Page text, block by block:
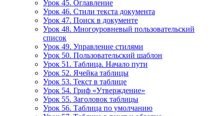
Урок 45. Оглавление
Урок 46. Стили текста документа
Урок 47. Поиск в документе
Урок 48. Многоуровневый пользовательский
список
Урок 49. Управление стилями
Урок 50. Пользовательский шаблон
Урок 51. Таблица. Начало пути
Урок 52. Ячейка таблицы
Урок 53. Текст в таблице
Урок 54. Гриф «Утверждение»
Урок 55. Заголовок таблицы
Урок 56. Таблица по умолчанию